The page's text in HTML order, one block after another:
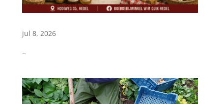
jul 8, 2026
–